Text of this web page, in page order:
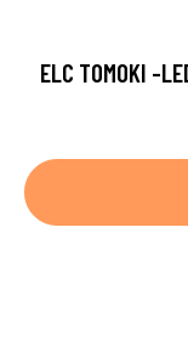
ELC TOMOKI -